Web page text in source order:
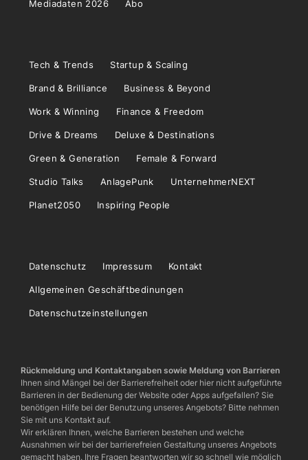
Mediadaten 2026 Abo
Tech & Trends Startup & Scaling
Brand & Brilliance Business & Beyond
Work & Winning Finance & Freedom
Drive & Dreams Deluxe & Destinations
Green & Generation Female & Forward
Studio Talks AnlagePunk UnternehmerNEXT
Planet2050 Inspiring People
Datenschutz Impressum Kontakt
Allgemeinen Geschäftbedinungen
Datenschutzeinstellungen
Rückmeldung und Kontaktangaben sowie Meldung von Barrieren
Ihnen sind Mängel bei der Barrierefreiheit oder hier nicht aufgeführte
Barrieren in der Bedienung der Website oder Apps aufgefallen? Sie
benötigen Hilfe bei der Benutzung unseres Angebots? Bitte nehmen
Sie mit uns Kontakt auf.
Wir erklären Ihnen, welche Barrieren bestehen und welche
Ausnahmen wir bei der barrierefreien Gestaltung unseres Angebots
gemacht haben. Ihre Fragen beantworten wir so schnell wie möglich